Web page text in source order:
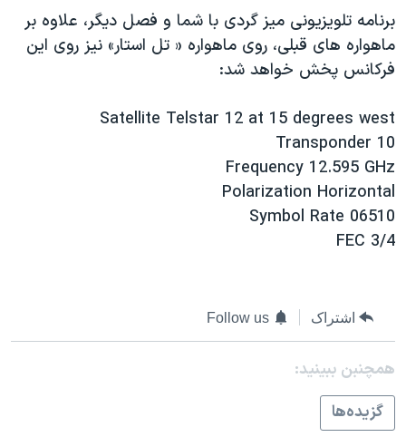
برنامه تلويزيونی ميز گردی با شما و فصل ديگر، علاوه بر
ماهواره های قبلی، روی ماهواره « تل استار» نيز روی اين
فرکانس پخش خواهد شد:
Satellite Telstar 12 at 15 degrees west
Transponder 10
Frequency 12.595 GHz
Polarization Horizontal
Symbol Rate 06510
FEC 3/4
اشتراک Follow us
همچنبن ببینید:
گزيده‌ها